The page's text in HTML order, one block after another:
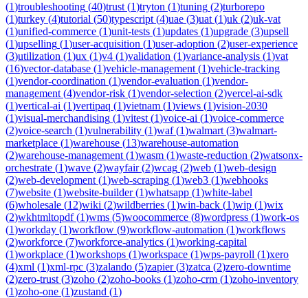
(1)troubleshooting (40)trust (1)tryton (1)tuning (2)turborepo
(1)turkey (4)tutorial (50)typescript (4)uae (3)uat (1)uk (2)uk-vat
(1)unified-commerce (1)unit-tests (1)updates (1)upgrade (3)upsell
(1)upselling (1)user-acquisition (1)user-adoption (2)user-experience
(3)utilization (1)ux (1)v4 (1)validation (1)variance-analysis (1)vat
(16)vector-database (1)vehicle-management (1)vehicle-tracking
(1)vendor-coordination (1)vendor-evaluation (1)vendor-
management (4)vendor-risk (1)vendor-selection (2)vercel-ai-sdk
(1)vertical-ai (1)vertipaq (1)vietnam (1)views (1)vision-2030
(1)visual-merchandising (1)vitest (1)voice-ai (1)voice-commerce
(2)voice-search (1)vulnerability (1)waf(1)walmart (3)walmart-
marketplace (1)warehouse (13)warehouse-automation
(2)warehouse-management (1)wasm (1)waste-reduction (2)watsonx-
orchestrate (1)wave (2)wayfair(2)wcag (2)web (1)web-design
(2)web-development (1)web-scraping (1)web3 (1)webhooks
(7)website (1)website-builder(1)whatsapp (1)white-label
(6)wholesale (12)wiki (2)wildberries (1)win-back (1)wip (1)wix
(2)wkhtmltopdf(1)wms (5)woocommerce (8)wordpress (1)work-os
(1)workday (1)workflow (9)workflow-automation (1)workflows
(2)workforce (7)workforce-analytics (1)working-capital
(1)workplace (1)workshops (1)workspace (1)wps-payroll (1)xero
(4)xml (1)xml-rpc (3)zalando (5)zapier(3)zatca (2)zero-downtime
(2)zero-trust (3)zoho (2)zoho-books (1)zoho-crm (1)zoho-inventory
(1)zoho-one (1)zustand (1)